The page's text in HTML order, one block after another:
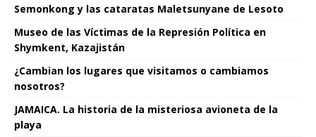
Semonkong y las cataratas Maletsunyane de Lesoto
Museo de las Víctimas de la Represión Política en
Shymkent, Kazajistán
¿Cambian los lugares que visitamos o cambiamos
nosotros?
JAMAICA. La historia de la misteriosa avioneta de la
playa